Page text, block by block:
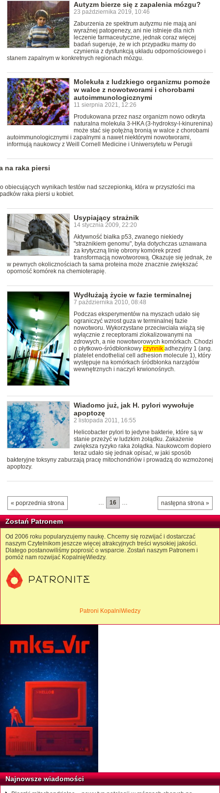
Autyzm bierze się z zapalenia mózgu?
23 października 2019, 10:46
Zaburzenia ze spektrum autyzmu nie mają ani
wyraźnej patogenezy, ani nie istnieje dla nich
leczenie farmaceutyczne, jednak coraz więcej
badań sugeruje, że w ich przypadku mamy do
czynienia z dysfunkcją układu odpornościowego i
stanem zapalnym w konkretnych regionach mózgu.
Molekuła z ludzkiego organizmu pomoże
w walce z nowotworami i chorobami
autoimmunologicznymi
11 sierpnia 2021, 12:26
Produkowana przez nasz organizm nowo odkryta
naturalna molekuła 3-HKA (3-hydroksy-l-kinurenina)
może stać się potężną bronią w walce z chorobami
autoimmunologicznymi i zapalnymi a nawet niektórymi nowotworami,
informują naukowcy z Weill Cornell Medicine i Uniwersytetu w Perugii
na raka piersi
obiecujących wynikach testów nad szczepionką, która w przyszłości ma
raka piersi u kobiet.
Usypiający strażnik
14 stycznia 2009, 22:20
Aktywność białka p53, zwanego niekiedy
"strażnikiem genomu", była dotychczas uznawana
za krytyczną linię obrony komórek przed
transformacją nowotworową. Okazuje się jednak, że
w pewnych okolicznościach ta sama proteina może znacznie zwiększać
oporność komórek na chemioterapię.
Wydłużają życie w fazie terminalnej
7 października 2010, 08:48
Podczas eksperymentów na myszach udało się
ograniczyć wzrost guza w terminalnej fazie
nowotworu. Wykorzystane przeciwciała wiążą się
wyłącznie z receptorami zlokalizowanymi na
zdrowych, a nie nowotworowych komórkach. Chodzi
o płytkowo-śródbłonkowy czynnik adhezyjny 1 (ang.
platelet endothelial cell adhesion molecule 1), który
występuje na komórkach śródbłonka narządów
wewnętrznych i naczyń krwionośnych.
Wiadomo już, jak H. pylori wywołuje
apoptozę
2 listopada 2011, 16:55
Helicobacter pylori to jedyne bakterie, które są w
stanie przeżyć w ludzkim żołądku. Zakażenie
zwiększa ryzyko raka żołądka. Naukowcom dopiero
teraz udało się jednak opisać, w jaki sposób
bakteryjne toksyny zaburzają pracę mitochondriów i prowadzą do wzmożonej
apoptozy.
« poprzednia strona następna strona »
16
Zostań Patronem
Od 2006 roku popularyzujemy naukę. Chcemy się rozwijać i dostarczać
naszym Czytelnikom jeszcze więcej atrakcyjnych treści wysokiej jakości.
Dlatego postanowiliśmy poprosić o wsparcie. Zostań naszym Patronem i
pomóż nam rozwijać KopalnięWiedzy.
Patroni KopalniWiedzy
Najnowsze wiadomości